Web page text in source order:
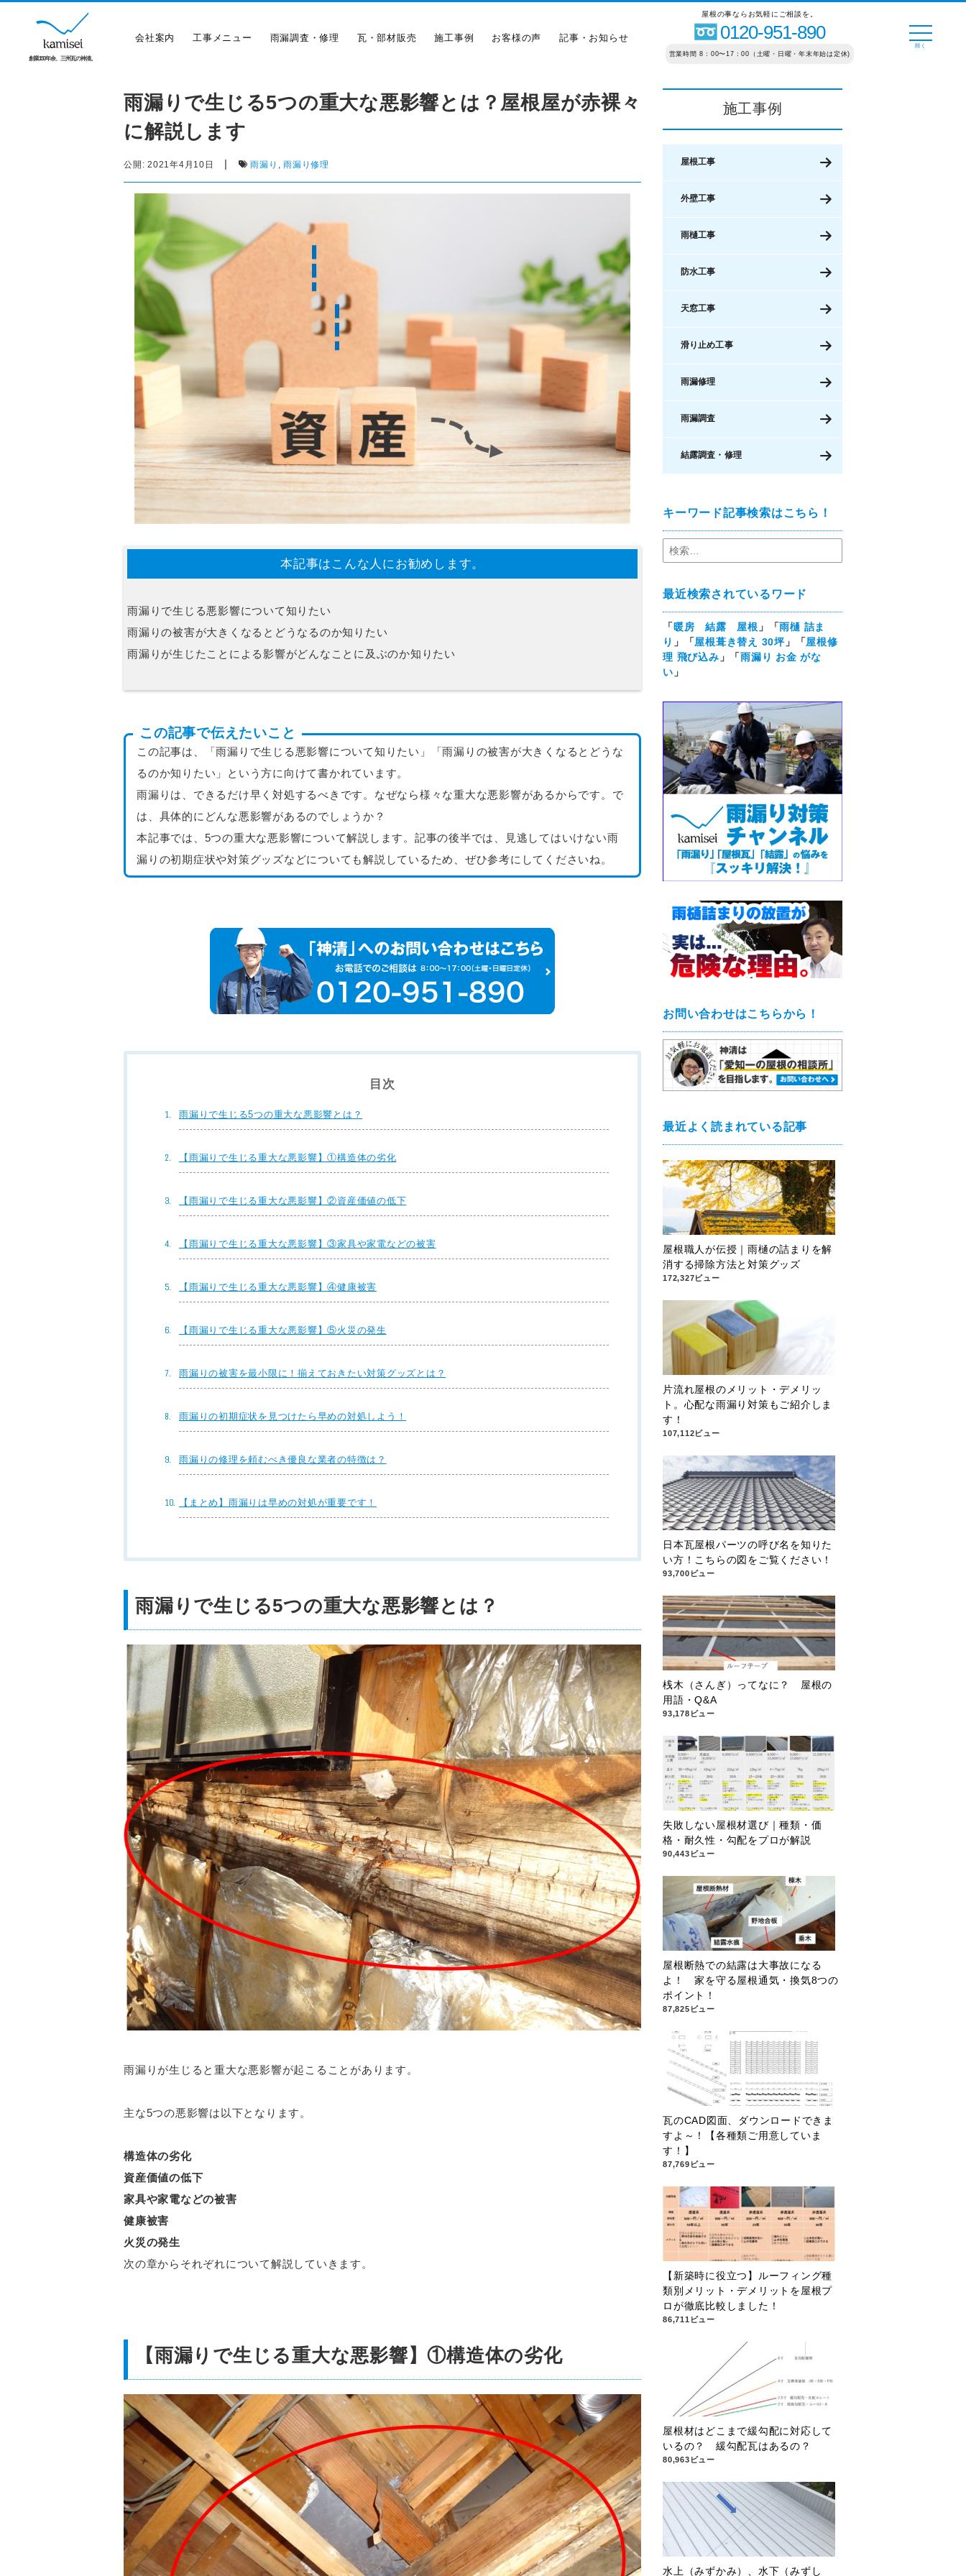
創業150年余、三州瓦の神清。
会社案内 工事メニュー 雨漏調査・修理 瓦・部材販売 施工事例 お客様の声 記事・お知らせ
屋根の事ならお気軽にご相談を。
0120-951-890
営業時間 8：00〜17：00（土曜・日曜・年末年始は定休)
雨漏りで生じる5つの重大な悪影響とは？屋根屋が赤裸々
に解説します
公開: 2021年4月10日 | 雨漏り , 雨漏り修理
本記事はこんな人にお勧めします。
雨漏りで生じる悪影響について知りたい
雨漏りの被害が大きくなるとどうなるのか知りたい
雨漏りが生じたことによる影響がどんなことに及ぶのか知りたい
この記事で伝えたいこと
この記事は、「雨漏りで生じる悪影響について知りたい」「雨漏りの被害が大きくなるとどうな
るのか知りたい」という方に向けて書かれています。
雨漏りは、できるだけ早く対処するべきです。なぜなら様々な重大な悪影響があるからです。で
は、具体的にどんな悪影響があるのでしょうか？
本記事では、5つの重大な悪影響について解説します。記事の後半では、見逃してはいけない雨
漏りの初期症状や対策グッズなどについても解説しているため、ぜひ参考にしてくださいね。
目次
雨漏りで生じる5つの重大な悪影響とは？
【雨漏りで生じる重大な悪影響】①構造体の劣化
【雨漏りで生じる重大な悪影響】②資産価値の低下
【雨漏りで生じる重大な悪影響】③家具や家電などの被害
【雨漏りで生じる重大な悪影響】④健康被害
【雨漏りで生じる重大な悪影響】⑤火災の発生
雨漏りの被害を最小限に！揃えておきたい対策グッズとは？
雨漏りの初期症状を見つけたら早めの対処しよう！
雨漏りの修理を頼むべき優良な業者の特徴は？
【まとめ】雨漏りは早めの対処が重要です！
雨漏りで生じる5つの重大な悪影響とは？
雨漏りが生じると重大な悪影響が起こることがあります。
主な5つの悪影響は以下となります。
構造体の劣化
資産価値の低下
家具や家電などの被害
健康被害
火災の発生
次の章からそれぞれについて解説していきます。
【雨漏りで生じる重大な悪影響】①構造体の劣化
施工事例
屋根工事
外壁工事
雨樋工事
防水工事
天窓工事
滑り止め工事
雨漏修理
雨漏調査
結露調査・修理
キーワード記事検索はこちら！
最近検索されているワード
「暖房 結露 屋根 」「雨樋 詰ま
り 」「屋根葺き替え 30坪」「屋根修
理 飛び込み 」「雨漏り お金 がな
い 」
お問い合わせはこちらから！
最近よく読まれている記事
屋根職人が伝授｜雨樋の詰まりを解
消する掃除方法と対策グッズ
172,327ビュー
片流れ屋根のメリット・デメリッ
ト。心配な雨漏り対策もご紹介しま
す！
107,112ビュー
日本瓦屋根パーツの呼び名を知りた
い方！こちらの図をご覧ください！
93,700ビュー
桟木（さんぎ）ってなに？ 屋根の
用語・Q&A
93,178ビュー
失敗しない屋根材選び｜種類・価
格・耐久性・勾配をプロが解説
90,443ビュー
屋根断熱での結露は大事故になる
よ！ 家を守る屋根通気・換気8つの
ポイント！
87,825ビュー
瓦のCAD図面、ダウンロードできま
すよ～！【各種類ご用意していま
す！】
87,769ビュー
【新築時に役立つ】ルーフィング種
類別メリット・デメリットを屋根プ
ロが徹底比較しました！
86,711ビュー
屋根材はどこまで緩勾配に対応して
いるの？ 緩勾配瓦はあるの？
80,963ビュー
水上（みずかみ）、水下（みずし